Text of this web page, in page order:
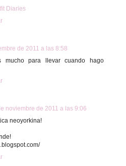
Diaries
de 2011 a las 8:58
mucho para llevar cuando hago
noviembre de 2011 a las 9:06
neoyorkina!